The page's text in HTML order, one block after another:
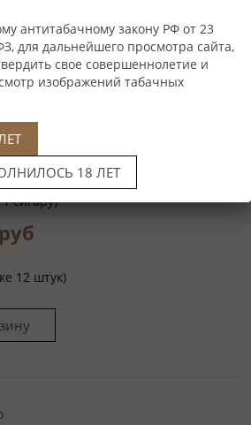
сигару)
12 штук)
антитабачному закону РФ от 23
для дальнейшего просмотра сайта,
свое совершеннолетие и
изображений табачных
18 ЛЕТ